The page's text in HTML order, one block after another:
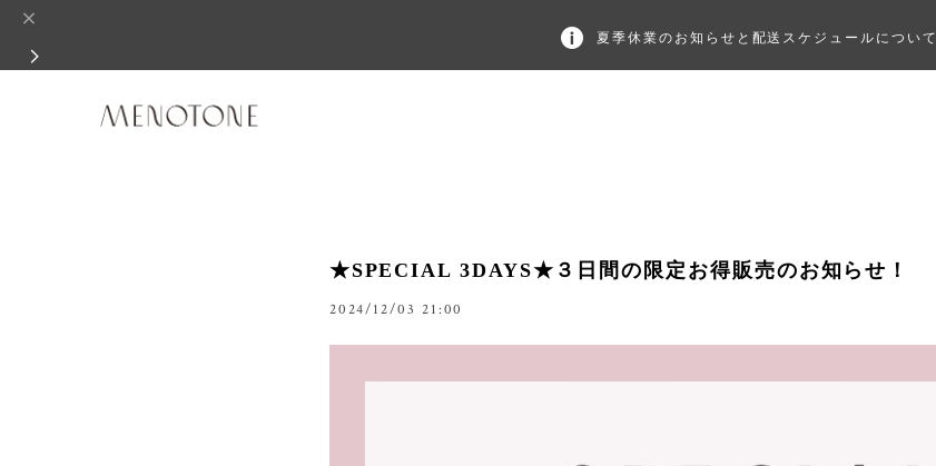
夏季休業のお知らせと配送スケジュールについて
★SPECIAL 3DAYS★３日間の限定お得販売のお知らせ！
2024/12/03 21:00